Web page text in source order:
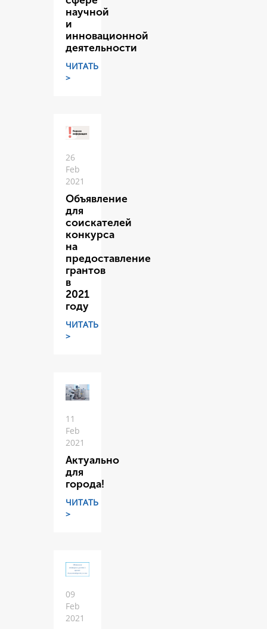
научной
и
инновационной
деятельности
ЧИТАТЬ
>
26
Feb
2021
Объявление
для
соискателей
конкурса
на
предоставление
грантов
в
2021
году
ЧИТАТЬ
>
11
Feb
2021
Актуально
для
города!
ЧИТАТЬ
>
09
Feb
2021